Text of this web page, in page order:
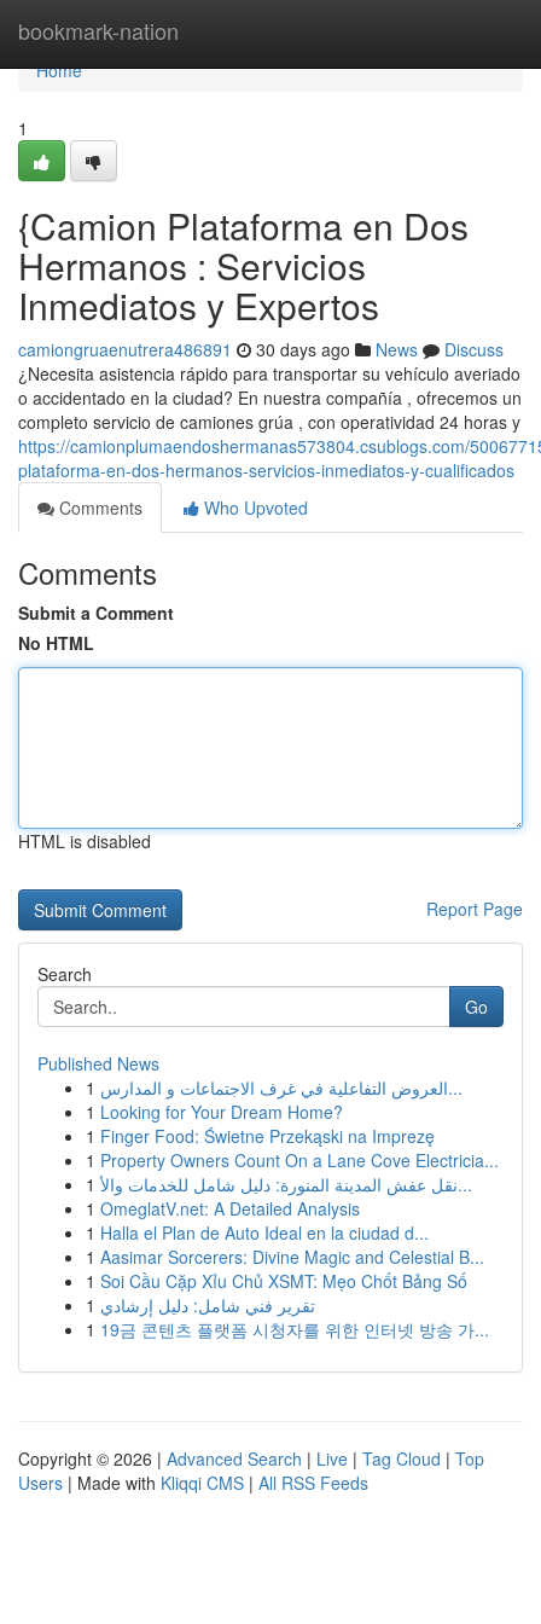
bookmark-nation
Home
Home
1
{Camion Plataforma en Dos
Hermanos : Servicios
Inmediatos y Expertos
camiongruaenutrera486891 30 days ago News
Discuss
¿Necesita asistencia rápido para transportar su vehículo averiado
o accidentado en la ciudad? En nuestra compañía , ofrecemos un
completo servicio de camiones grúa , con operatividad 24 horas y
https://camionplumaendoshermanas573804.csublogs.com/
plataforma-en-dos-hermanos-servicios-inmediatos-y-cualificados
Comments
Who Upvoted
Comments
Submit a Comment
No HTML
HTML is disabled
Report Page
Search
Go
Published News
1
العروض التفاعلية في غرف الاجتماعات و المدارس...
1 Looking for Your Dream Home?
1 Finger Food: Świetne Przekąski na Imprezę
1 Property Owners Count On a Lane Cove Electricia...
1
نقل عفش المدينة المنورة: دليل شامل للخدمات والأ...
1 OmeglatV.net: A Detailed Analysis
1 Halla el Plan de Auto Ideal en la ciudad d...
1 Aasimar Sorcerers: Divine Magic and Celestial B...
1 Soi Cầu Cặp Xỉu Chủ XSMT: Mẹo Chốt Bảng Số
1 تقرير فني شامل: دليل إرشادي
1 19금 콘텐츠 플랫폼 시청자를 위한 인터넷 방송 가...
Copyright © 2026 | Advanced Search | Live | Tag Cloud | Top
Users | Made with Kliqqi CMS | All RSS Feeds